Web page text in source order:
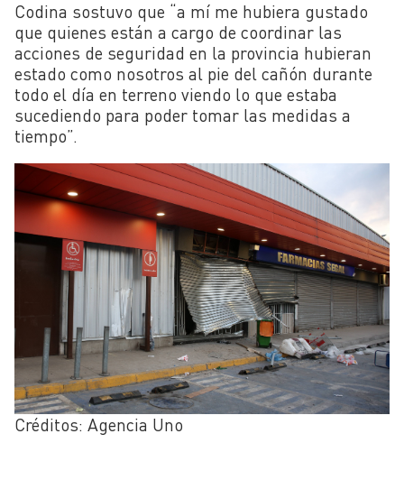
Codina sostuvo que “a mí me hubiera gustado
que quienes están a cargo de coordinar las
acciones de seguridad en la provincia hubieran
estado como nosotros al pie del cañón durante
todo el día en terreno viendo lo que estaba
sucediendo para poder tomar las medidas a
tiempo”.
Créditos: Agencia Uno